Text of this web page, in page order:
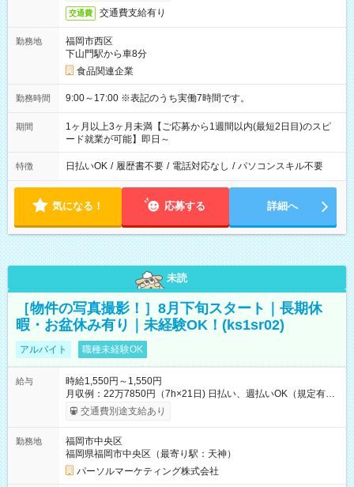
交通費 交通費支給有り
勤務地
福岡市西区
下山門駅から車8分
食品関連企業
勤務時間 9:00～17:00 ※表記のうち実働7時間です。
期間
1ヶ月以上3ヶ月未満【ご応募から1週間以内(最短2日目)のスピ
ード就業が可能】即日～
特徴 日払いOK / 履歴書不要 / 電話対応なし / パソコンスキル不要
気になる！ 応募する 詳細へ
未読
［物件の写真撮影！］8月下旬スタート｜長期休
暇・お盆休み有り｜未経験OK！(ks1sr02)
アルバイト 職種未経験OK
給与
時給1,550円～1,550円
月収例：22万7850円（7h×21日) 日払い、週払いOK（規定有
り） 【試用期間】試用期間なし
交通費別途支給あり
勤務地
福岡市中央区
福岡県福岡市中央区（最寄り駅：天神）
パーソルマーケティング株式会社